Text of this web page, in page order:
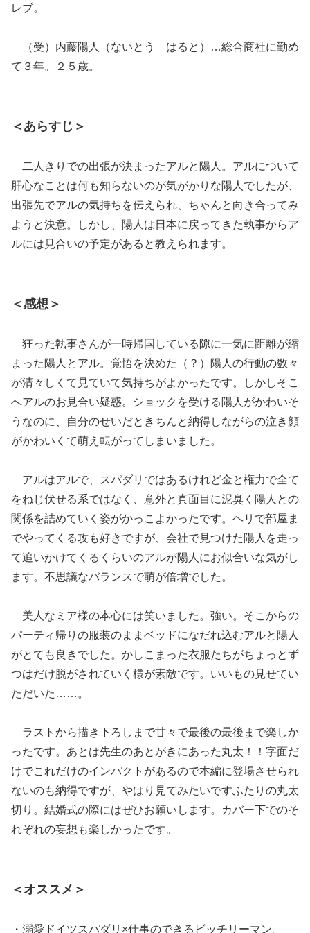
レブ。
（受）内藤陽人（ないとう はると）…総合商社に勤め
て３年。２５歳。
＜あらすじ＞
二人きりでの出張が決まったアルと陽人。アルについて
肝心なことは何も知らないのが気がかりな陽人でしたが、
出張先でアルの気持ちを伝えられ、ちゃんと向き合ってみ
ようと決意。しかし、陽人は日本に戻ってきた執事からア
ルには見合いの予定があると教えられます。
＜感想＞
狂った執事さんが一時帰国している隙に一気に距離が縮
まった陽人とアル。覚悟を決めた（？）陽人の行動の数々
が清々しくて見ていて気持ちがよかったです。しかしそこ
へアルのお見合い疑惑。ショックを受ける陽人がかわいそ
うなのに、自分のせいだときちんと納得しながらの泣き顔
がかわいくて萌え転がってしまいました。
アルはアルで、スパダリではあるけれど金と権力で全て
をねじ伏せる系ではなく、意外と真面目に泥臭く陽人との
関係を詰めていく姿がかっこよかったです。ヘリで部屋ま
でやってくる攻も好きですが、会社で見つけた陽人を走っ
て追いかけてくるくらいのアルが陽人にお似合いな気がし
ます。不思議なバランスで萌が倍増でした。
美人なミア様の本心には笑いました。強い。そこからの
パーティ帰りの服装のままベッドになだれ込むアルと陽人
がとても良きでした。かしこまった衣服たちがちょっとず
つはだけ脱がされていく様が素敵です。いいもの見せてい
ただいた……。
ラストから描き下ろしまで甘々で最後の最後まで楽しか
ったです。あとは先生のあとがきにあった丸太！！字面だ
けでこれだけのインパクトがあるので本編に登場させられ
ないのも納得ですが、やはり見てみたいですふたりの丸太
切り。結婚式の際にはぜひお願いします。カバー下でのそ
れぞれの妄想も楽しかったです。
＜オススメ＞
・溺愛ドイツスパダリ×仕事のできるビッチリーマン。